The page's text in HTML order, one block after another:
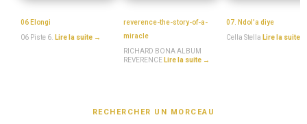
06 Elongi
06 Piste 6.
Lire la suite →
reverence-the-story-of-a-
miracle
RICHARD BONA ALBUM
REVERENCE Lire la suite →
07. Ndol'a diye
Cella Stella Lire la suite
RECHERCHER UN MORCEAU